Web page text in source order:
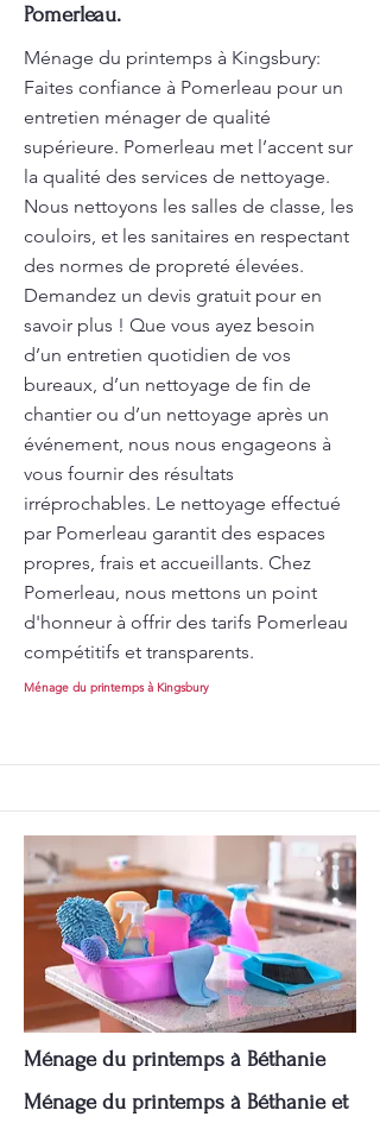
Pomerleau.
Ménage du printemps à Kingsbury:
Faites confiance à Pomerleau pour un
entretien ménager de qualité
supérieure. Pomerleau met l’accent sur
la qualité des services de nettoyage.
Nous nettoyons les salles de classe, les
couloirs, et les sanitaires en respectant
des normes de propreté élevées.
Demandez un devis gratuit pour en
savoir plus ! Que vous ayez besoin
d’un entretien quotidien de vos
bureaux, d’un nettoyage de fin de
chantier ou d’un nettoyage après un
événement, nous nous engageons à
vous fournir des résultats
irréprochables. Le nettoyage effectué
par Pomerleau garantit des espaces
propres, frais et accueillants. Chez
Pomerleau, nous mettons un point
d'honneur à offrir des tarifs Pomerleau
compétitifs et transparents.
Ménage du printemps à Kingsbury
Ménage du printemps à Béthanie
Ménage du printemps à Béthanie et